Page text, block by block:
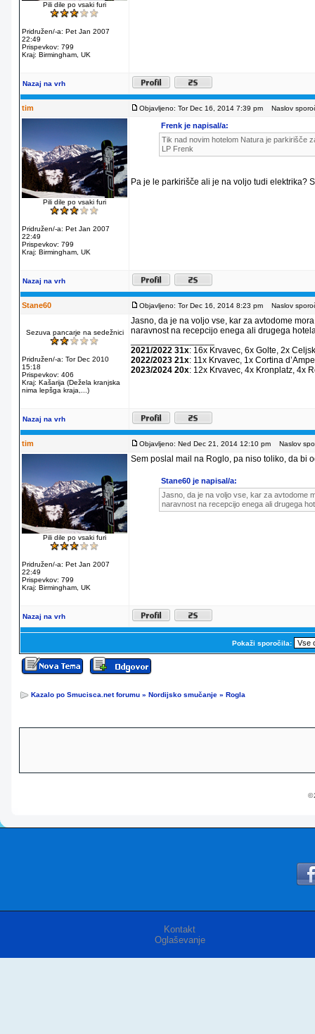
Pili dile po vsaki furi
Pridružen/-a: Pet Jan 2007
22:49
Prispevkov: 799
Kraj: Birmingham, UK
Nazaj na vrh
tim Objavljeno: Tor Dec 16, 2014 7:39 pm Naslov
Pili dile po vsaki furi
Pridružen/-a: Pet Jan 2007
22:49
Prispevkov: 799
Kraj: Birmingham, UK
Frenk je napisal/a:
Tik nad novim hotelom Natura je parkirišče
LP Frenk
Pa je le parkirišče ali je na voljo tudi elektrika?
Nazaj na vrh
Stane60 Objavljeno: Tor Dec 16, 2014 8:23 pm Naslov
Sezuva pancarje na sedežnici
Pridružen/-a: Tor Dec 2010
15:18
Prispevkov: 406
Kraj: Kašarija (Dežela kranjska
nima lepšga kraja,...)
Jasno, da je na voljo vse, kar za avtodome
naravnost na recepcijo enega ali drugega
2021/2022 31x: 16x Krvavec, 6x Golte, 2x
2022/2023 21x: 11x Krvavec, 1x Cortina
2023/2024 20x: 12x Krvavec, 4x Kronplatz, 4x
Nazaj na vrh
tim Objavljeno: Ned Dec 21, 2014 12:10 pm Naslov
Pili dile po vsaki furi
Pridružen/-a: Pet Jan 2007
22:49
Prispevkov: 799
Kraj: Birmingham, UK
Sem poslal mail na Roglo, pa niso toliko, da bi
Stane60 je napisal/a:
Jasno, da je na voljo vse, kar za avtodome
naravnost na recepcijo enega ali drugega
Nazaj na vrh
Pokaži sporočila:
Kazalo po Smucisca.net forumu » Nordijsko smučanje » Rogla
©
Kontakt
Oglaševanje